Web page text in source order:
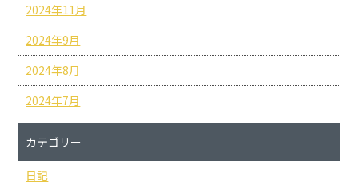
2024年11月
2024年9月
2024年8月
2024年7月
カテゴリー
日記